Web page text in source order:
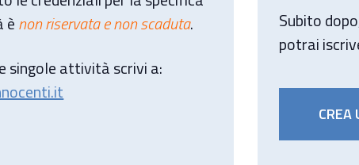
ènon riservata e non scaduta.
singole attività scrivi a:
Subito
potrai
CREA